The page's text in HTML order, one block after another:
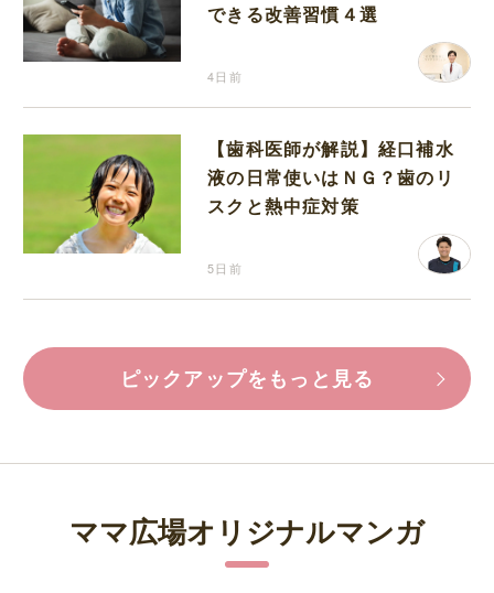
できる改善習慣４選
4日前
【歯科医師が解説】経口補水
液の日常使いはＮＧ？歯のリ
スクと熱中症対策
5日前
ピックアップをもっと見る
ママ広場オリジナルマンガ